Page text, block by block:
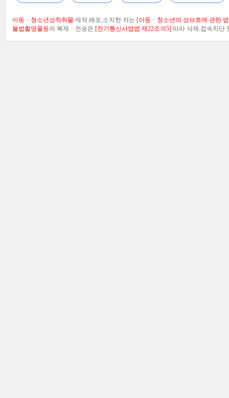
아동ㆍ청소년성착취물 제작,배포,소지한 자는 [아동ㆍ청소년의 성보호에 관한
불법촬영물등의 복제ㆍ전송은 [전기통신사업법 제22조의5] 따라 삭제.접속차단